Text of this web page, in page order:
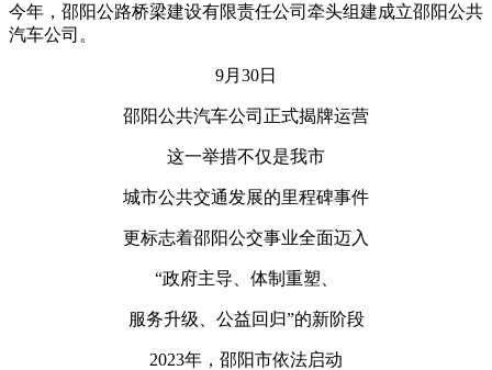
今年，邵阳公路桥梁建设有限责任公司牵头组建成立邵阳公共
汽车公司。
9月30日
邵阳公共汽车公司正式揭牌运营
这一举措不仅是我市
城市公共交通发展的里程碑事件
更标志着邵阳公交事业全面迈入
“政府主导、体制重塑、
服务升级、公益回归”的新阶段
2023年，邵阳市依法启动